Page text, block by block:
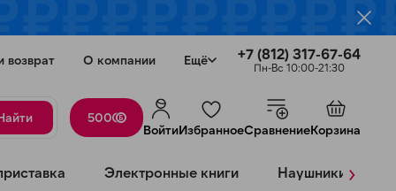
возврат О компании Ещё +7 (812) 317-67-64
Пн-Вс 10:00-21:30
500
ВойтиИзбранноеСравнениеКорзина
Электронные книги Наушники ›